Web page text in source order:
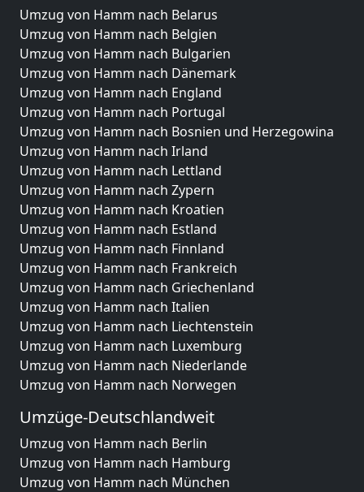
Umzug von Hamm nach Belarus
Umzug von Hamm nach Belgien
Umzug von Hamm nach Bulgarien
Umzug von Hamm nach Dänemark
Umzug von Hamm nach England
Umzug von Hamm nach Portugal
Umzug von Hamm nach Bosnien und Herzegowina
Umzug von Hamm nach Irland
Umzug von Hamm nach Lettland
Umzug von Hamm nach Zypern
Umzug von Hamm nach Kroatien
Umzug von Hamm nach Estland
Umzug von Hamm nach Finnland
Umzug von Hamm nach Frankreich
Umzug von Hamm nach Griechenland
Umzug von Hamm nach Italien
Umzug von Hamm nach Liechtenstein
Umzug von Hamm nach Luxemburg
Umzug von Hamm nach Niederlande
Umzug von Hamm nach Norwegen
Umzüge-Deutschlandweit
Umzug von Hamm nach Berlin
Umzug von Hamm nach Hamburg
Umzug von Hamm nach München